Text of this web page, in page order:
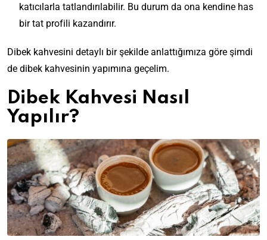
katıcılarla tatlandırılabilir. Bu durum da ona kendine has
bir tat profili kazandırır.
Dibek kahvesini detaylı bir şekilde anlattığımıza göre şimdi
de dibek kahvesinin yapımına geçelim.
Dibek Kahvesi Nasıl
Yapılır?